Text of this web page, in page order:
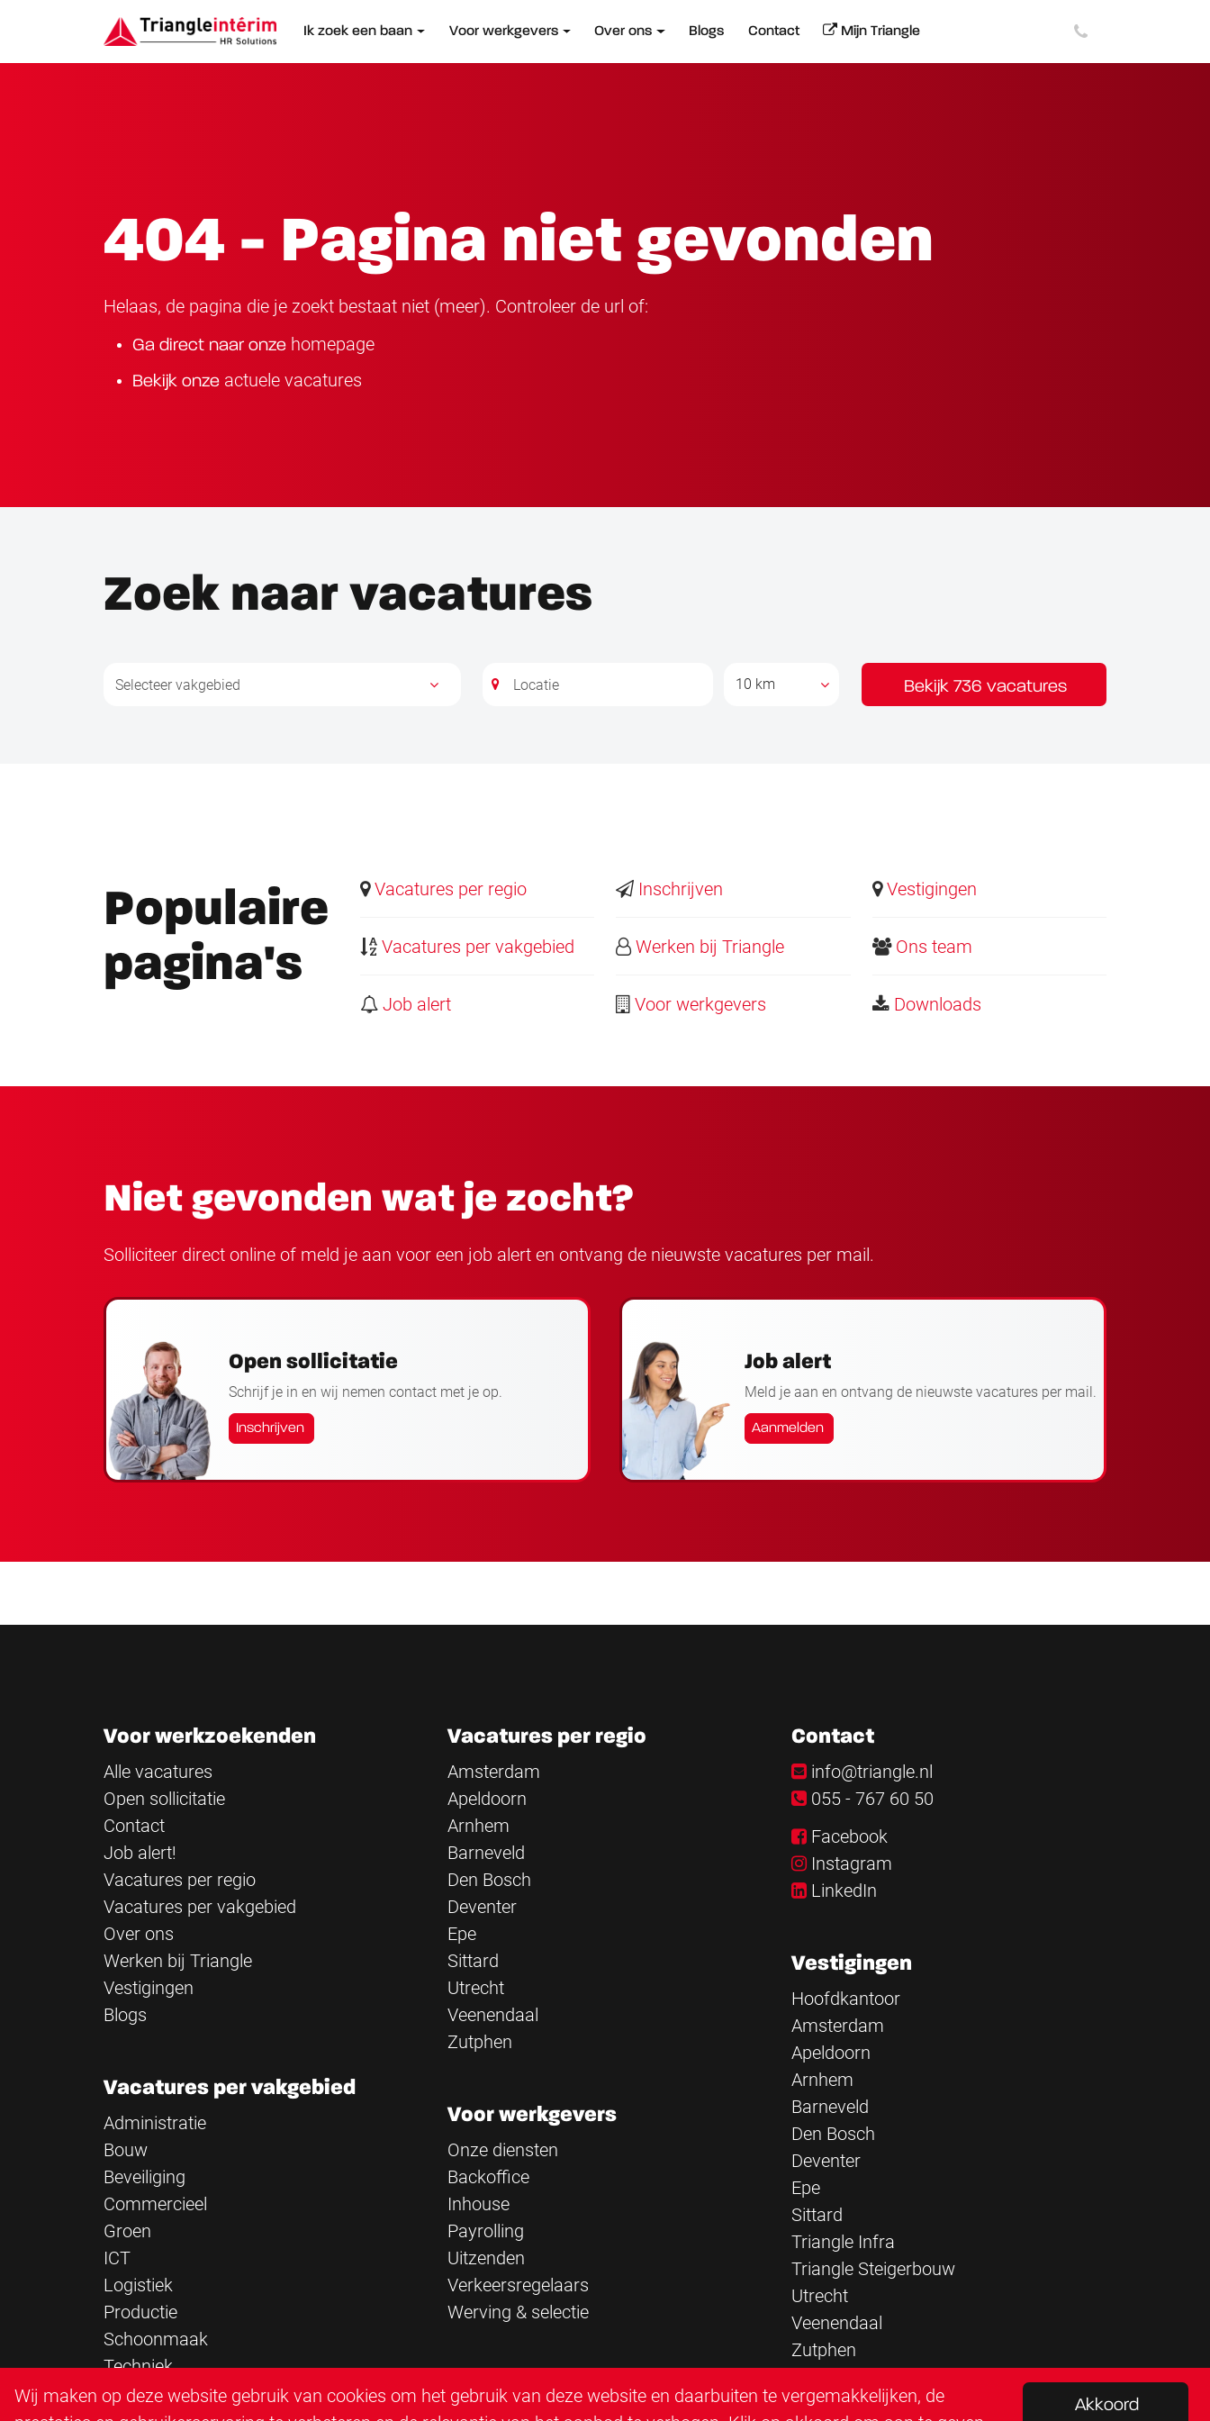
Ik zoek een baan Voor werkgevers Over ons Blogs Contact Mijn Triangle
404 - Pagina niet gevonden
Helaas, de pagina die je zoekt bestaat niet (meer). Controleer de url of:
Ga direct naar onze homepage
Bekijk onze actuele vacatures
Zoek naar vacatures
10 km Bekijk 736 vacatures
Populaire
pagina's
Vacatures per regio
Vacatures per vakgebied
Job alert
Inschrijven
Werken bij Triangle
Voor werkgevers
Vestigingen
Ons team
Downloads
Niet gevonden wat je zocht?
Solliciteer direct online of meld je aan voor een job alert en ontvang de nieuwste vacatures per mail.
Open sollicitatie
Schrijf je in en wij nemen contact met je op.
Inschrijven
Job alert
Meld je aan en ontvang de nieuwste vacatures per mail.
Aanmelden
Voor werkzoekenden
Alle vacatures
Open sollicitatie
Contact
Job alert!
Vacatures per regio
Vacatures per vakgebied
Over ons
Werken bij Triangle
Vestigingen
Blogs
Vacatures per vakgebied
Administratie
Bouw
Beveiliging
Commercieel
Groen
ICT
Logistiek
Productie
Schoonmaak
Techniek
Verkeersregelaar
Vacatures per regio
Amsterdam
Apeldoorn
Arnhem
Barneveld
Den Bosch
Deventer
Epe
Sittard
Utrecht
Veenendaal
Zutphen
Voor werkgevers
Onze diensten
Backoffice
Inhouse
Payrolling
Uitzenden
Verkeersregelaars
Werving & selectie
Contact
info@triangle.nl
055 - 767 60 50
Facebook
Instagram
LinkedIn
Vestigingen
Hoofdkantoor
Amsterdam
Apeldoorn
Arnhem
Barneveld
Den Bosch
Deventer
Epe
Sittard
Triangle Infra
Triangle Steigerbouw
Utrecht
Veenendaal
Zutphen
Wij maken op deze website gebruik van cookies om het gebruik van deze website en daarbuiten te vergemakkelijken, de
Akkoord